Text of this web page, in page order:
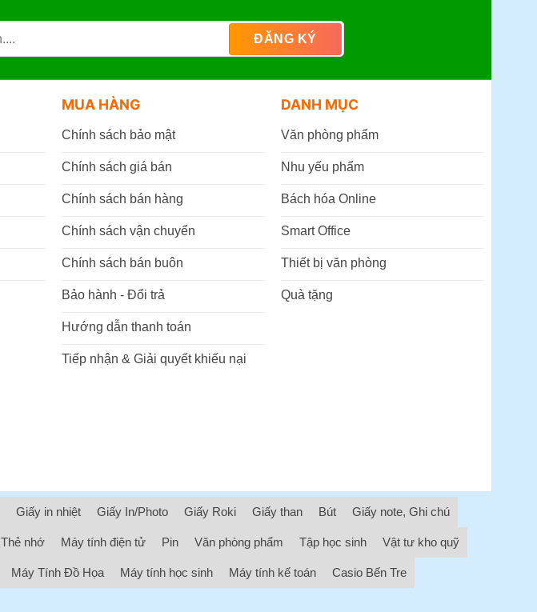
MUA HÀNG
Chính sách bảo mật
Chính sách giá bán
Chính sách bán hàng
Chính sách vận chuyển
Chính sách bán buôn
Bảo hành - Đổi trả
Hướng dẫn thanh toán
Tiếp nhận & Giải quyết khiếu nại
DANH MỤC
Văn phòng phẩm
Nhu yếu phẩm
Bách hóa Online
Smart Office
Thiết bị văn phòng
Quà tặng
Giấy in nhiệt Giấy In/Photo Giấy Roki Giấy than Bút Giấy note, Ghi chú
Thẻ nhớ Máy tính điện tử Pin Văn phòng phẩm Tập học sinh Vật tư kho quỹ
Máy Tính Đồ Họa Máy tính học sinh Máy tính kế toán Casio Bến Tre